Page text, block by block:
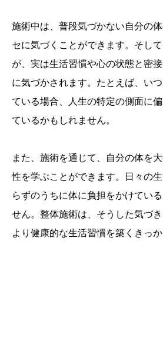
施術中は、普段気づかない自分の
セに気づくことができます。そし
が、実は生活習慣や心の状態と密
に気づかされます。たとえば、い
ている場合、人生の特定の側面に
ているかもしれません。
また、施術を通じて、自分の体を
性を学ぶことができます。日々の
らずのうちに体に負担をかけてい
せん。整体施術は、そうした気づき
より健康的な生活習慣を築くきっか